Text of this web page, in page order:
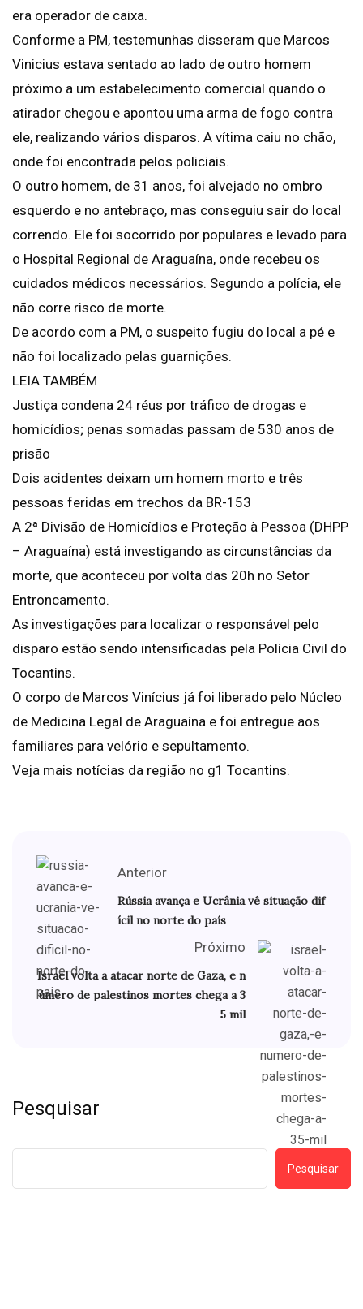
era operador de caixa.
Conforme a PM, testemunhas disseram que Marcos
Vinicius estava sentado ao lado de outro homem
próximo a um estabelecimento comercial quando o
atirador chegou e apontou uma arma de fogo contra
ele, realizando vários disparos. A vítima caiu no chão,
onde foi encontrada pelos policiais.
O outro homem, de 31 anos, foi alvejado no ombro
esquerdo e no antebraço, mas conseguiu sair do local
correndo. Ele foi socorrido por populares e levado para
o Hospital Regional de Araguaína, onde recebeu os
cuidados médicos necessários. Segundo a polícia, ele
não corre risco de morte.
De acordo com a PM, o suspeito fugiu do local a pé e
não foi localizado pelas guarnições.
LEIA TAMBÉM
Justiça condena 24 réus por tráfico de drogas e
homicídios; penas somadas passam de 530 anos de
prisão
Dois acidentes deixam um homem morto e três
pessoas feridas em trechos da BR-153
A 2ª Divisão de Homicídios e Proteção à Pessoa (DHPP
– Araguaína) está investigando as circunstâncias da
morte, que aconteceu por volta das 20h no Setor
Entroncamento.
As investigações para localizar o responsável pelo
disparo estão sendo intensificadas pela Polícia Civil do
Tocantins.
O corpo de Marcos Vinícius já foi liberado pelo Núcleo
de Medicina Legal de Araguaína e foi entregue aos
familiares para velório e sepultamento.
Veja mais notícias da região no g1 Tocantins.
Anterior
Rússia avança e Ucrânia vê situação dif
ícil no norte do país
Próximo
Israel volta a atacar norte de Gaza, e n
úmero de palestinos mortes chega a 3
5 mil
Pesquisar
Pesquisar